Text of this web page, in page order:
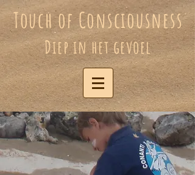
Touch of Consciousness
Diep in het gevoel